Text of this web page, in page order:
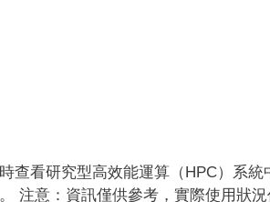
查看研究型高效能運算（HPC）系統
注意：資訊僅供參考，實際使用狀